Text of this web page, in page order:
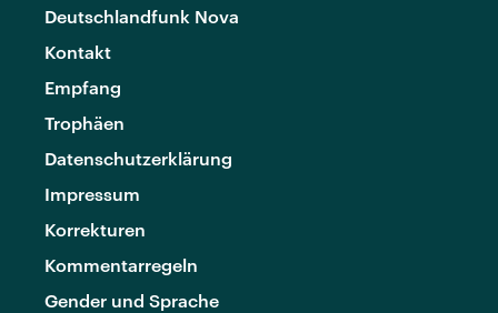
Deutschlandfunk Nova
Kontakt
Empfang
Trophäen
Datenschutzerklärung
Impressum
Korrekturen
Kommentarregeln
Gender und Sprache